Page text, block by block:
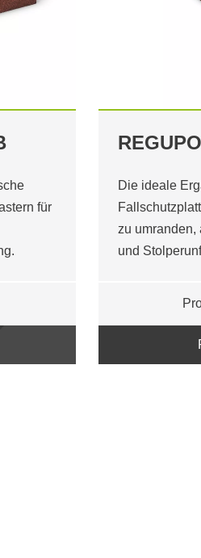
für
Die ideale
zu umranden,
und